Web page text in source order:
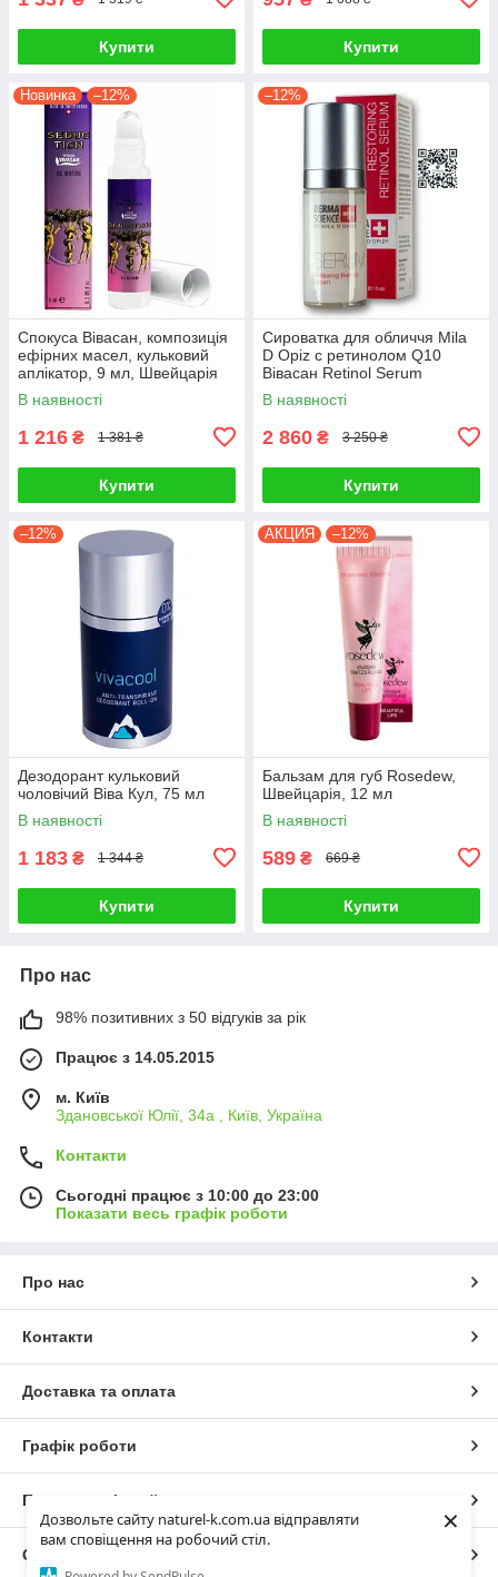
Дозвольте сайту naturel-k.com.ua відправляти
вам сповіщення на робочий стіл.
×
Купити Купити
Новинка –12%
Спокуса Вівасан, композиція
ефірних масел, кульковий
аплікатор, 9 мл, Швейцарія
В наявності
1 216 ₴ 1 381 ₴
Купити
–12%
Сироватка для обличчя Mila
D Opiz c ретинолом Q10
Вівасан Retinol Serum
Швейцарія 30 мл
В наявності
2 860 ₴ 3 250 ₴
Купити
–12%
Дезодорант кульковий
чоловічий Віва Кул, 75 мл
В наявності
1 183 ₴ 1 344 ₴
Купити
АКЦИЯ –12%
Бальзам для губ Rosedew,
Швейцарія, 12 мл
В наявності
589 ₴ 669 ₴
Купити
Про нас
98% позитивних з 50 відгуків за рік
Працює з 14.05.2015
м. Київ
Здановської Юлії, 34а , Київ, Україна
Контакти
Сьогодні працює з 10:00 до 23:00
Показати весь графік роботи
Про нас
Контакти
Доставка та оплата
Графік роботи
Повна версія сайту
Сайт створено на маркетплейсі